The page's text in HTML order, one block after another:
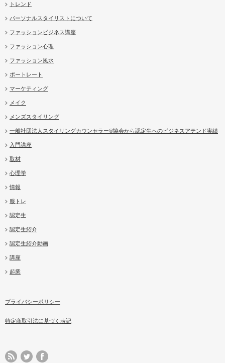
トレンド
パーソナルスタイリストについて
ファッションビジネス講座
ファッション心理
ファッション風水
ポートレート
マーケティング
メイク
メンズスタイリング
一般社団法人スタイリングカウンセラー®協会から認定生へのビジネスアテンド実績
入門講座
取材
心理学
情報
服トレ
認定生
認定生紹介
認定生紹介動画
講座
起業
プライバシーポリシー
特定商取引法に基づく表記